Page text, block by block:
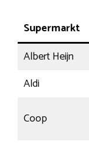
Supermarkt
Albert Heijn
Aldi
Coop